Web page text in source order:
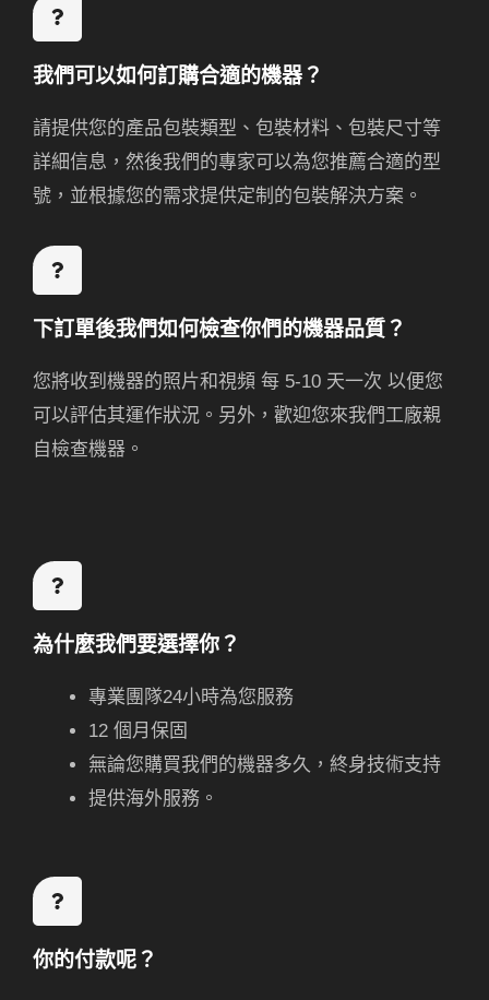
我們可以如何訂購合適的機器？
請提供您的產品包裝類型、包裝材料、包裝尺寸等
詳細信息，然後我們的專家可以為您推薦合適的型
號，並根據您的需求提供定制的包裝解決方案。
下訂單後我們如何檢查你們的機器品質？
您將收到機器的照片和視頻 每 5-10 天一次 以便您
可以評估其運作狀況。另外，歡迎您來我們工廠親
自檢查機器。
為什麼我們要選擇你？
專業團隊24小時為您服務
12 個月保固
無論您購買我們的機器多久，終身技術支持
提供海外服務。
你的付款呢？